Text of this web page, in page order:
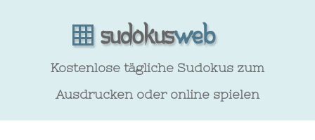
Kostenlose tägliche Sudokus zum
Ausdrucken oder online spielen